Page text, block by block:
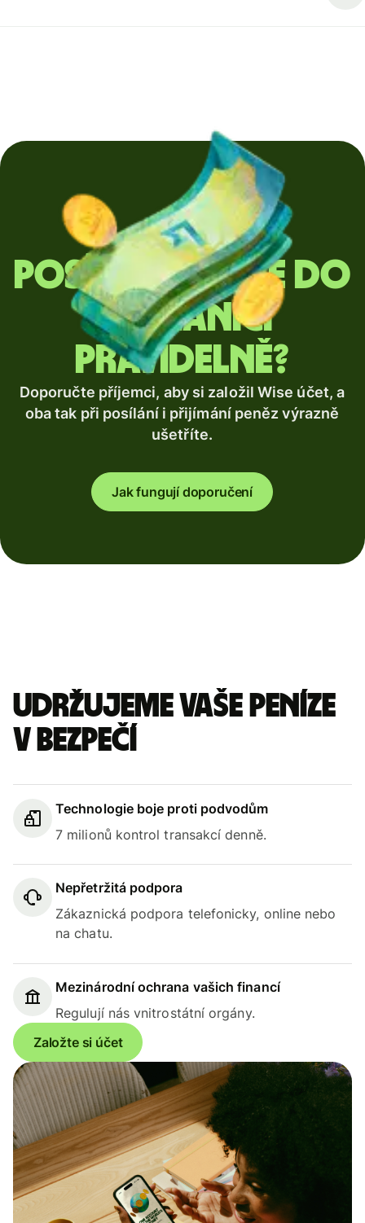
Posíláte peníze do
zahraničí
pravidelně?
Doporučte příjemci, aby si založil Wise účet, a
oba tak při posílání i přijímání peněz výrazně
ušetříte.
Jak fungují doporučení
Udržujeme vaše peníze
v bezpečí
Technologie boje proti podvodům
7 milionů kontrol transakcí denně.
Nepřetržitá podpora
Zákaznická podpora telefonicky, online nebo
na chatu.
Mezinárodní ochrana vašich financí
Regulují nás vnitrostátní orgány.
Založte si účet